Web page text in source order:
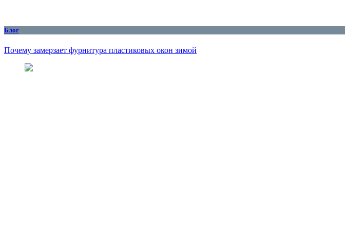
Блог
Почему замерзает фурнитура пластиковых окон зимой